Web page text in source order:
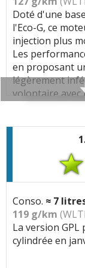
(Votre
Couple limité
énergique.
Moteur :
2000 tr/min
Cylindree:
ligne
Doté d'une
l'Eco-G, ce
injection plus
Les
en proposant
légèrement
volontaire avec
3 cylindres
Moteur:1.0
2900 tr/min
Conso. ≈ 7
119 g/km
La version GPL
cylindrée en